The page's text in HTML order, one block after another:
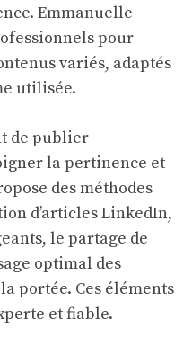
Emmanuelle
pour
variés, adaptés
utilisée.
de publier
la pertinence et
des méthodes
d’articles LinkedIn,
le partage de
optimal des
portée. Ces éléments
et fiable.